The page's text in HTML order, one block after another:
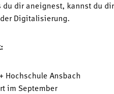
du dir aneignest, kannst du
Digitalisierung.
Hochschule Ansbach
im September